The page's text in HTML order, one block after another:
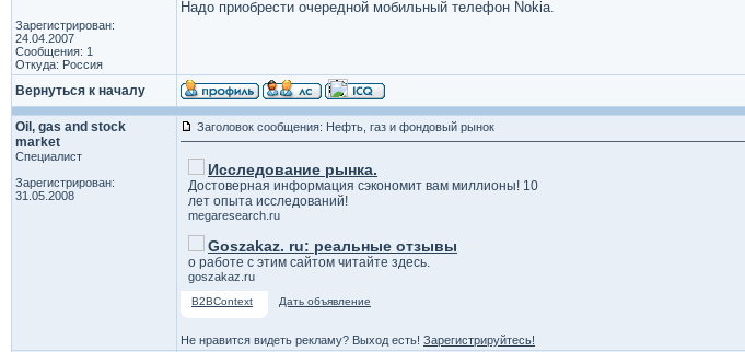
Зарегистрирован:
24.04.2007
Сообщения: 1
Откуда: Россия
Надо приобрести очередной мобильный телефон Nokia.
Вернуться к началу
Oil, gas and stock
market
Специалист
Зарегистрирован:
31.05.2008
Заголовок сообщения: Нефть, газ и фондовый рынок
Исследование рынка.
Достоверная информация сэкономит вам миллионы! 10
лет опыта исследований!
megaresearch.ru
Goszakaz. ru: реальные отзывы
о работе с этим сайтом читайте здесь.
goszakaz.ru
B2BContext Дать объявление
Не нравится видеть рекламу? Выход есть! Зарегистрируйтесь!